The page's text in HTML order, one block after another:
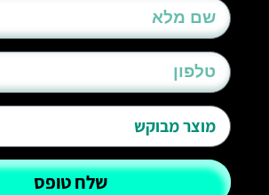
שלח טופס